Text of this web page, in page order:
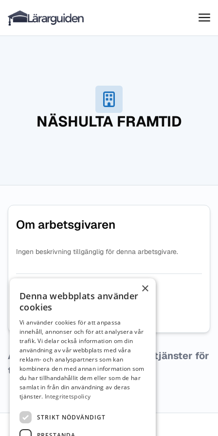
Hoppa till innehåll
Lärarguiden
NÄSHULTA FRAMTID
Om arbetsgivaren
Ingen beskrivning tillgänglig för denna arbetsgivare.
8176065848
Webbplats
Arbetsgivaren har inga lediga tjänster för
tillfället.
Sidfot
×
Denna webbplats använder
cookies
Vi använder cookies för att anpassa
innehåll, annonser och för att analysera vår
trafik. Vi delar också information om din
användning av vår webbplats med våra
reklam- och analyspartners som kan
kombinera den med annan information som
du har tillhandahållit dem eller som de har
samlat in från din användning av deras
tjänster. Integritetspolicy
STRIKT NÖDVÄNDIGT